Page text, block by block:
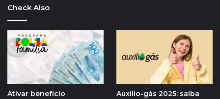
Check Also
Ativar benefício Auxílio-gás 2025: saiba